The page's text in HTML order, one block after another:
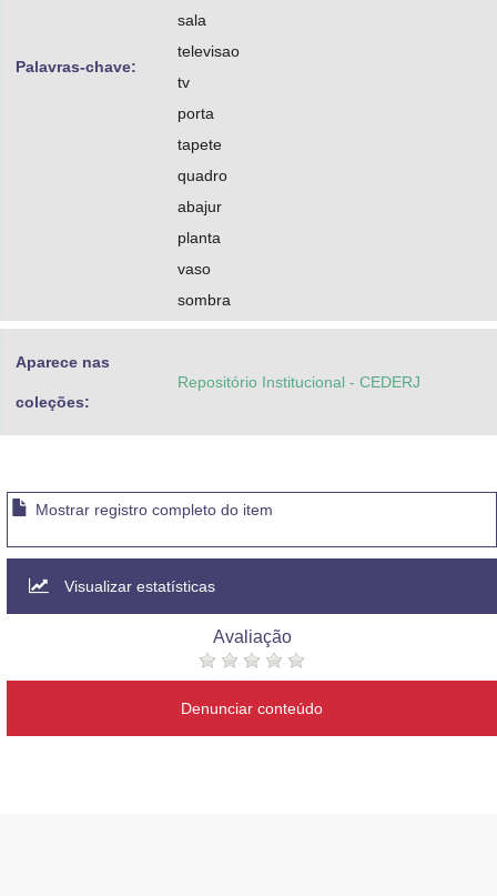
Palavras-chave:
sala
televisao
tv
porta
tapete
quadro
abajur
planta
vaso
sombra
Aparece nas
coleções:
Repositório Institucional - CEDERJ
Mostrar registro completo do item
Visualizar estatísticas
Avaliação
Denunciar conteúdo